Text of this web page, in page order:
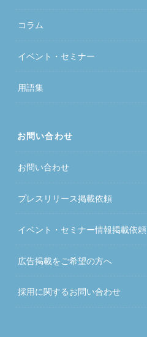
コラム
イベント・セミナー
用語集
お問い合わせ
お問い合わせ
プレスリリース掲載依頼
イベント・セミナー情報掲載依頼
広告掲載をご希望の方へ
採用に関するお問い合わせ